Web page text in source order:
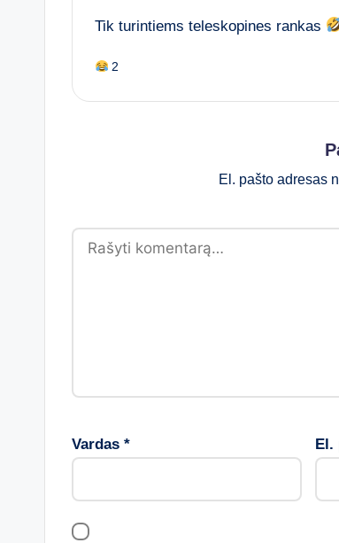
Tik turintiems teleskopines rankas
2
El. pašto adresas
Vardas * El.